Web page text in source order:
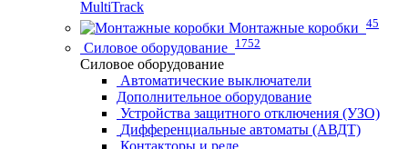
MultiTrack
Монтажные коробки 45
Силовое оборудование 1752
Силовое оборудование
Автоматические выключатели
Дополнительное оборудование
Устройства защитного отключения (УЗО)
Дифференциальные автоматы (АВДТ)
Контакторы и реле